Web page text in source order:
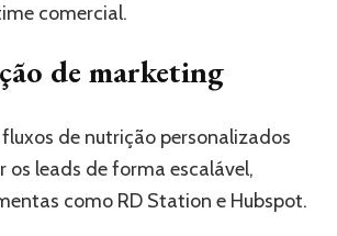
comercial.
de marketing
de nutrição personalizados
os leads de forma escalável,
como RD Station e Hubspot.